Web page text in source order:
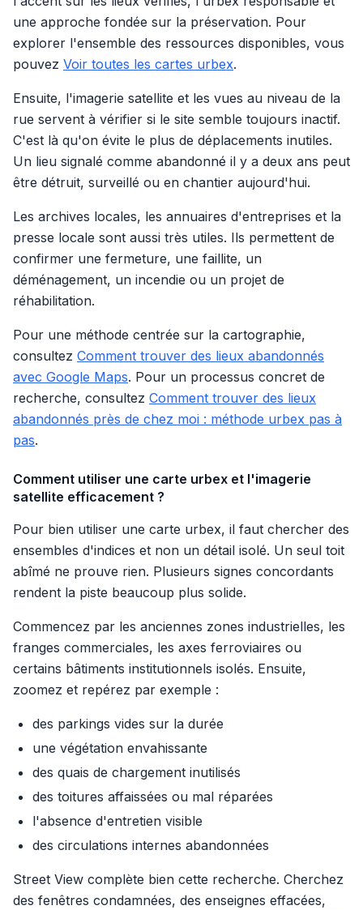
une approche fondée sur la préservation. Pour
explorer l'ensemble des ressources disponibles, vous
pouvez Voir toutes les cartes urbex.
Ensuite, l'imagerie satellite et les vues au niveau de la
rue servent à vérifier si le site semble toujours inactif.
C'est là qu'on évite le plus de déplacements inutiles.
Un lieu signalé comme abandonné il y a deux ans peut
être détruit, surveillé ou en chantier aujourd'hui.
Les archives locales, les annuaires d'entreprises et la
presse locale sont aussi très utiles. Ils permettent de
confirmer une fermeture, une faillite, un
déménagement, un incendie ou un projet de
réhabilitation.
Pour une méthode centrée sur la cartographie,
consultez Comment trouver des lieux abandonnés
avec Google Maps. Pour un processus concret de
recherche, consultez Comment trouver des lieux
abandonnés près de chez moi : méthode urbex pas à
pas.
Comment utiliser une carte urbex et l'imagerie
satellite efficacement ?
Pour bien utiliser une carte urbex, il faut chercher des
ensembles d'indices et non un détail isolé. Un seul toit
abîmé ne prouve rien. Plusieurs signes concordants
rendent la piste beaucoup plus solide.
Commencez par les anciennes zones industrielles, les
franges commerciales, les axes ferroviaires ou
certains bâtiments institutionnels isolés. Ensuite,
zoomez et repérez par exemple :
des parkings vides sur la durée
une végétation envahissante
des quais de chargement inutilisés
des toitures affaissées ou mal réparées
l'absence d'entretien visible
des circulations internes abandonnées
Street View complète bien cette recherche. Cherchez
des fenêtres condamnées, des enseignes effacées,